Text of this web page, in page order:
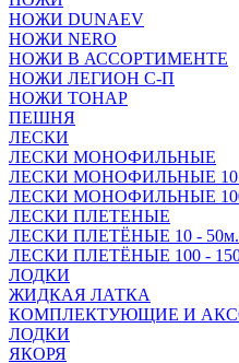
НОЖИ DUNAEV
НОЖИ NERO
НОЖИ В АССОРТИМЕНТЕ
НОЖИ ЛЕГИОН С-П
НОЖИ ТОНАР
ПЕШНЯ
ЛЕСКИ
ЛЕСКИ МОНОФИЛЬНЫЕ
ЛЕСКИ МОНОФИЛЬНЫЕ 10
ЛЕСКИ МОНОФИЛЬНЫЕ 100
ЛЕСКИ ПЛЕТЕНЫЕ
ЛЕСКИ ПЛЕТЁНЫЕ 10 - 50м.
ЛЕСКИ ПЛЕТЁНЫЕ 100 -
ЛОДКИ
ЖИДКАЯ ЛАТКА
КОМПЛЕКТУЮЩИЕ И
ЛОДКИ
ЯКОРЯ